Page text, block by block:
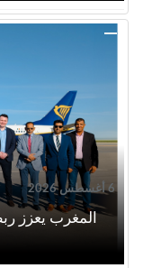
المغرب يعزز
6 أغسطس 2026